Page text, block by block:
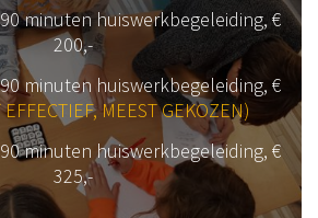
minuten huiswerkbegeleiding, €
200,-
minuten huiswerkbegeleiding, €
EFFECTIEF, MEEST GEKOZEN)
minuten huiswerkbegeleiding, €
325,-